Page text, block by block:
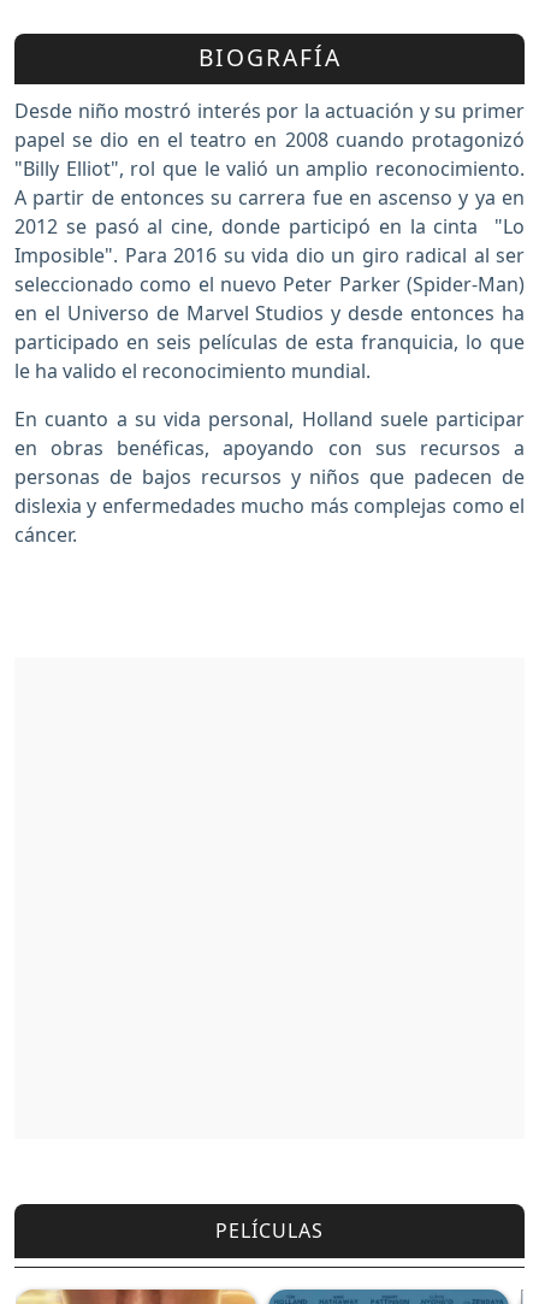
BIOGRAFÍA
Desde niño mostró interés por la actuación y su primer
papel se dio en el teatro en 2008 cuando protagonizó
"Billy Elliot", rol que le valió un amplio reconocimiento.
A partir de entonces su carrera fue en ascenso y ya en
2012 se pasó al cine, donde participó en la cinta "Lo
Imposible". Para 2016 su vida dio un giro radical al ser
seleccionado como el nuevo Peter Parker (Spider-Man)
en el Universo de Marvel Studios y desde entonces ha
participado en seis películas de esta franquicia, lo que
le ha valido el reconocimiento mundial.
En cuanto a su vida personal, Holland suele participar
en obras benéficas, apoyando con sus recursos a
personas de bajos recursos y niños que padecen de
dislexia y enfermedades mucho más complejas como el
cáncer.
PELÍCULAS